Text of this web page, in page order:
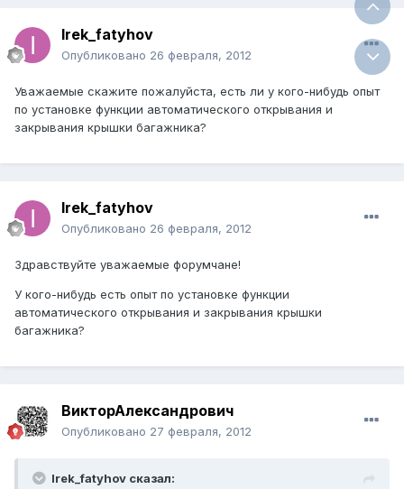
Irek_fatyhov
Опубликовано 26 февраля, 2012
Уважаемые скажите пожалуйста, есть ли у кого-нибудь опыт
по установке функции автоматического открывания и
закрывания крышки багажника?
Irek_fatyhov
Опубликовано 26 февраля, 2012
Здравствуйте уважаемые форумчане!
У кого-нибудь есть опыт по установке функции
автоматического открывания и закрывания крышки
багажника?
ВикторАлександрович
Опубликовано 27 февраля, 2012
Irek_fatyhov сказал: